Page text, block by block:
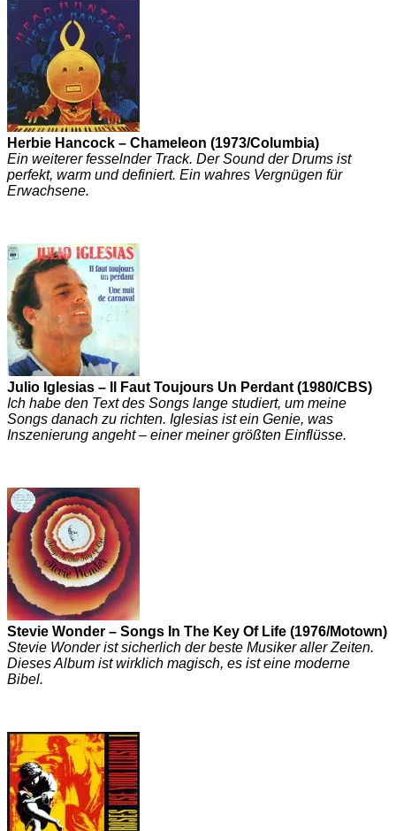
Herbie Hancock – Chameleon (1973/Columbia)
Ein weiterer fesselnder Track. Der Sound der Drums ist
perfekt, warm und definiert. Ein wahres Vergnügen für
Erwachsene.
Julio Iglesias – Il Faut Toujours Un Perdant (1980/CBS)
Ich habe den Text des Songs lange studiert, um meine
Songs danach zu richten. Iglesias ist ein Genie, was
Inszenierung angeht – einer meiner größten Einflüsse.
Stevie Wonder – Songs In The Key Of Life (1976/Motown)
Stevie Wonder ist sicherlich der beste Musiker aller Zeiten.
Dieses Album ist wirklich magisch, es ist eine moderne
Bibel.